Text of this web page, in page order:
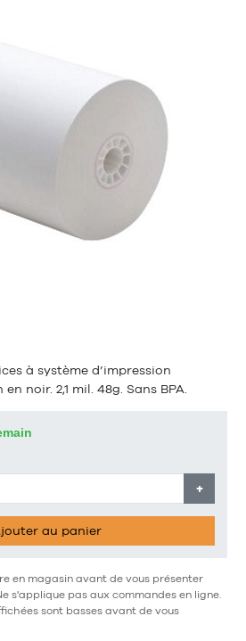
à système d’impression
noir. 2,1 mil. 48g. Sans BPA.
+
au panier
en magasin avant de vous présenter
s'applique pas aux commandes en ligne.
sont basses avant de vous